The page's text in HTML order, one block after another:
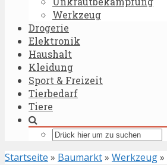
Werkzeug
Drogerie
Elektronik
Haushalt
Kleidung
Sport & Freizeit
Tierbedarf
Tiere
Startseite » Baumarkt» Werkzeug»